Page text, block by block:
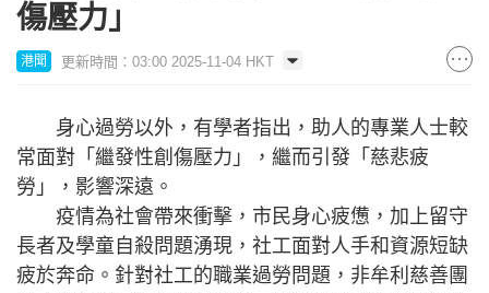
傷壓力」
港聞 更新時間：03:00 2025-11-04 HKT
身心過勞以外，有學者指出，助人的專業人士較
常面對「繼發性創傷壓力」，繼而引發「慈悲疲
勞」，影響深遠。
疫情為社會帶來衝擊，市民身心疲憊，加上留守
長者及學童自殺問題湧現，社工面對人手和資源短缺
疲於奔命。針對社工的職業過勞問題，非牟利慈善團